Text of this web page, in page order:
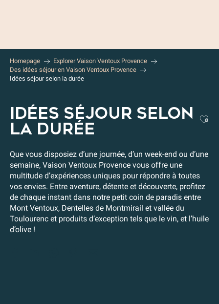
Homepage
Explorer Vaison Ventoux Provence
Des idées séjour en Vaison Ventoux Provence
Idées séjour selon la durée
IDÉES SÉJOUR SELON
LA DURÉE
Que vous disposiez d’une journée, d’un week-end ou d’une
semaine, Vaison Ventoux Provence vous offre une
multitude d’expériences uniques pour répondre à toutes
vos envies. Entre aventure, détente et découverte, profitez
de chaque instant dans notre petit coin de paradis entre
Mont Ventoux, Dentelles de Montmirail et vallée du
Toulourenc et produits d’exception tels que le vin, et l’huile
d’olive !